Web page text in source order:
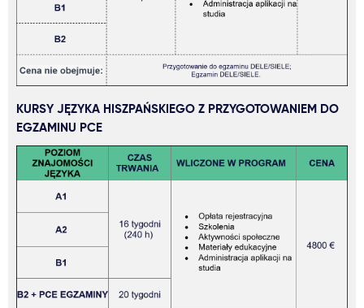
KURSY JĘZYKA HISZPAŃSKIEGO Z PRZYGOTOWANIEM DO
EGZAMINU PCE